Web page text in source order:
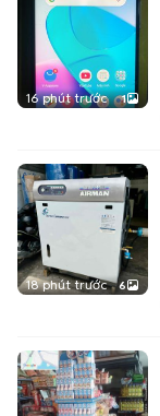
16 phút trước 1
18 phút trước 6